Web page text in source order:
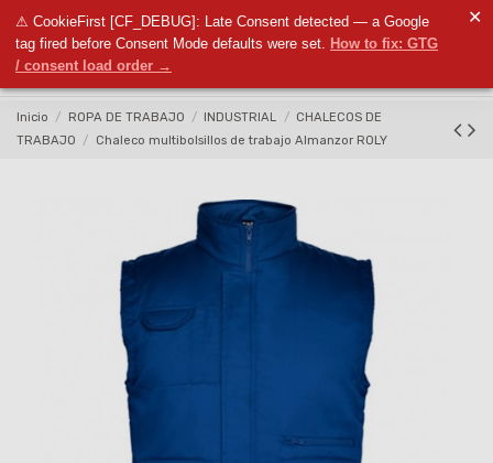
⚠ CookieFirst [CF_DEBUG]: Late Consent detected — a Google
tag fired before Consent Mode defaults were set. How to fix: GTG
/ consent load order →
✕
Inicio ROPA DE TRABAJO INDUSTRIAL
CHALECOS DE
TRABAJO
Chaleco multibolsillos de trabajo Almanzor ROLY